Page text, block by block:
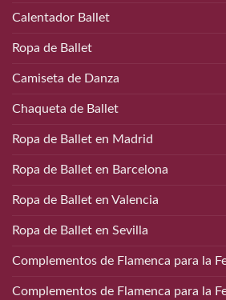
Calentador Ballet
Ropa de Ballet
Camiseta de Danza
Chaqueta de Ballet
Ropa de Ballet en Madrid
Ropa de Ballet en Barcelona
Ropa de Ballet en Valencia
Ropa de Ballet en Sevilla
Complementos de Flamenca para la
Complementos de Flamenca para la